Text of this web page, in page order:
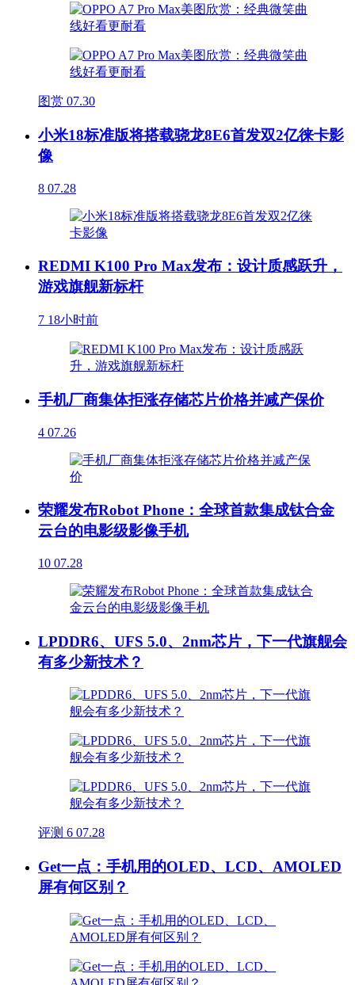
图赏 07.30
小米18标准版将搭载骁龙8E6首发双2亿徕卡影
像
8 07.28
REDMI K100 Pro Max发布：设计质感跃升，
游戏旗舰新标杆
7 18小时前
手机厂商集体拒涨存储芯片价格并减产保价
4 07.26
荣耀发布Robot Phone：全球首款集成钛合金
云台的电影级影像手机
10 07.28
LPDDR6、UFS 5.0、2nm芯片，下一代旗舰会
有多少新技术？
评测 6 07.28
Get一点：手机用的OLED、LCD、AMOLED
屏有何区别？